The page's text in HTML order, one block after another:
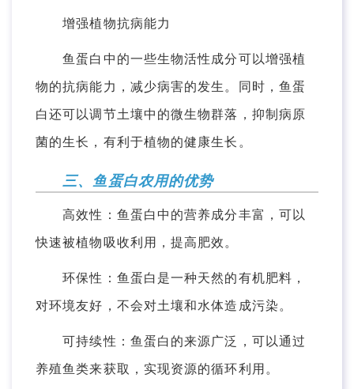
增强植物抗病能力
鱼蛋白中的一些生物活性成分可以增强植
物的抗病能力，减少病害的发生。同时，鱼蛋
白还可以调节土壤中的微生物群落，抑制病原
菌的生长，有利于植物的健康生长。
三、鱼蛋白农用的优势
高效性：鱼蛋白中的营养成分丰富，可以
快速被植物吸收利用，提高肥效。
环保性：鱼蛋白是一种天然的有机肥料，
对环境友好，不会对土壤和水体造成污染。
可持续性：鱼蛋白的来源广泛，可以通过
养殖鱼类来获取，实现资源的循环利用。